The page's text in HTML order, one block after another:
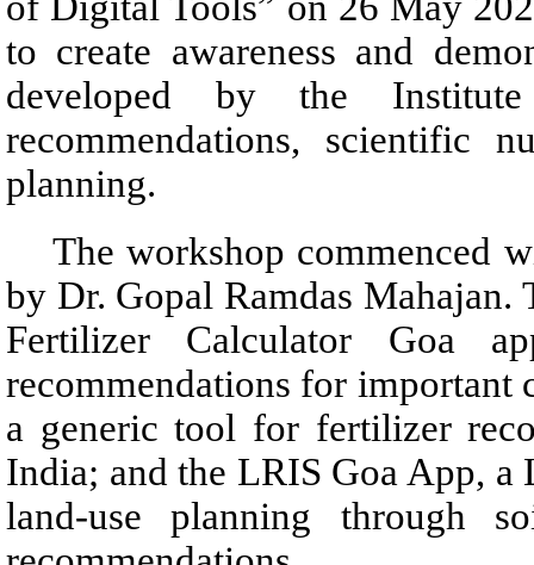
to create awareness and
developed by the
recommendations, scientific
planning.
The workshop commenced
by Dr. Gopal Ramdas Mahajan.
Fertilizer Calculator Goa
recommendations for important
a generic tool for fertilizer
India; and the LRIS Goa App,
land-use planning through